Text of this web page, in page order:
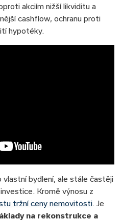
akciím nižší likviditu a
cashflow, ochranu proti
hypotéky.
vlastní bydlení, ale stále častěji
Kromě výnosu z
tržní ceny nemovitosti. Je
na rekonstrukce a